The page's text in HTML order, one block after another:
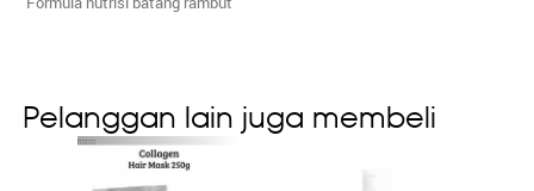
Pelanggan lain juga membeli